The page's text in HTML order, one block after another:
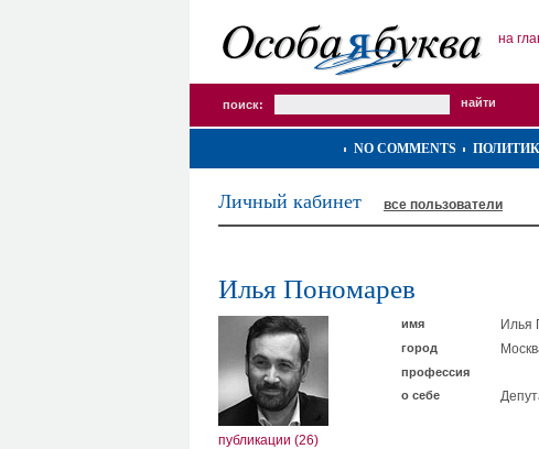
на
поиск:
NO COMMENTS
Личный кабинет все пользователи
Илья Пономарев
публикации (26)
имя Илья
город
профессия
о себе